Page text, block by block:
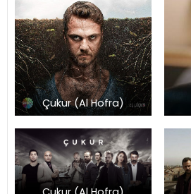
Çukur (Al Hofra)